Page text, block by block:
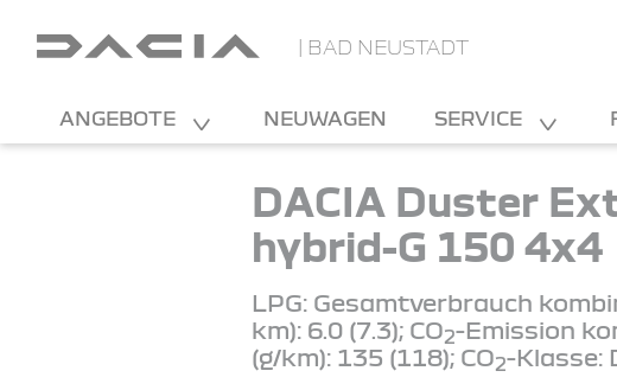
| BAD NEUSTADT
ANGEBOTE NEUWAGEN SERVICE
DACIA Duster
hybrid-G 150 4x4
LPG: Gesamtverbrauch
km): 6.0 (7.3); CO2-Emission
(g/km): 135 (118); CO2-Klasse: